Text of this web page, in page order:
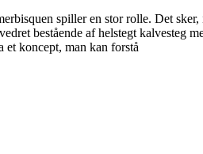
spiller en stor rolle. Det
bestående af helstegt kalvesteg
et koncept, man kan forstå